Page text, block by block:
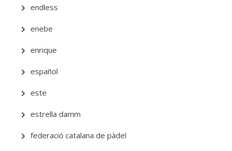
endless
enebe
enrique
español
este
estrella damm
federació catalana de pàdel